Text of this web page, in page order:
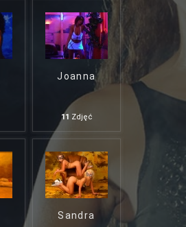
Joanna
11 Zdjęć
Sandra